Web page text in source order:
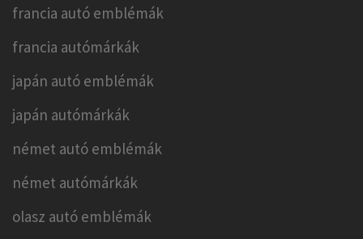
francia autó emblémák
francia autómárkák
japán autó emblémák
japán autómárkák
német autó emblémák
német autómárkák
olasz autó emblémák